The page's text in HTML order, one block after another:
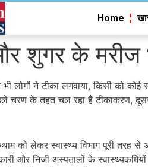
Home
शुगर के मरीज
लोगों ने टीका लगवाया, किसी को
चरण के तहत चल रहा है टीकाकरण,
को लेकर स्वास्थ्य विभाग पूरी
और निजी अस्पतालों के